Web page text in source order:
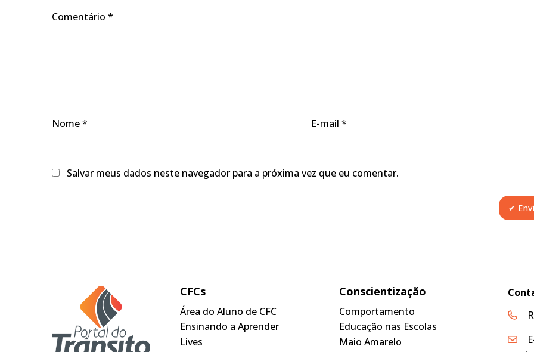
Comentário *
Nome* E-mail *
Salvar meus dados neste navegador para a próxima vez que eu comentar.
CFCs
Área do Aluno de CFC
Ensinando a Aprender
Lives
Conscientização
Comportamento
Educação nas Escolas
Maio Amarelo